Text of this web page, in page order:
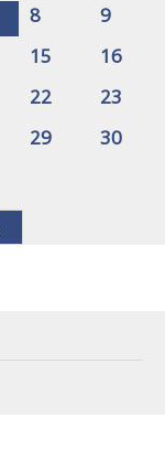
8
9
15
16
22
23
29
30